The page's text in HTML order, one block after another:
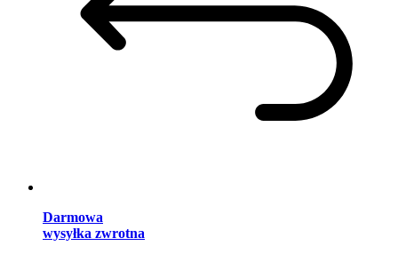
Darmowa
wysyłka zwrotna